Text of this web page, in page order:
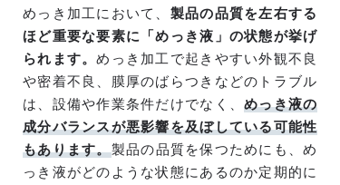
めっき加工において、 製品の品質を左右する
ほど重要な要素に「めっき液」の状態が挙げ
られます。めっき加工で起きやすい外観不良
や密着不良、膜厚のばらつきなどのトラブル
は、設備や作業条件だけでなく、めっき液の
成分バランスが悪影響を及ぼしている可能性
もあります。製品の品質を保つためにも、め
っき液がどのような状態にあるのか定期的に